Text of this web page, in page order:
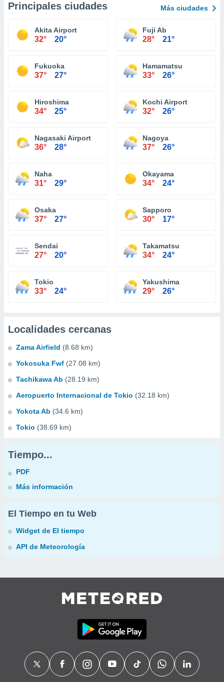
Principales ciudades Más ciudades
Akita Airport
32° 20°
Fuji Ab
28° 21°
Fukuoka
37° 27°
Hamamatsu
33° 26°
Hiroshima
34° 25°
Kochi Airport
32° 26°
Nagasaki Airport
36° 28°
Nagoya
37° 26°
Naha
31° 29°
Okayama
34° 24°
Osaka
37° 27°
Sapporo
30° 17°
Sendai
27° 20°
Takamatsu
34° 24°
Tokio
33° 24°
Yakushima
29° 26°
Localidades cercanas
Zama Airfield (8.68 km)
Yokosuka Fwf (27.08 km)
Tachikawa Ab (28.19 km)
Aeropuerto Internacional de Tokio (32.18 km)
Yokota Ab (34.6 km)
Tokio (38.69 km)
Tiempo...
PDF
Más información
El Tiempo en tu Web
Widget de El tiempo
API de Meteorología